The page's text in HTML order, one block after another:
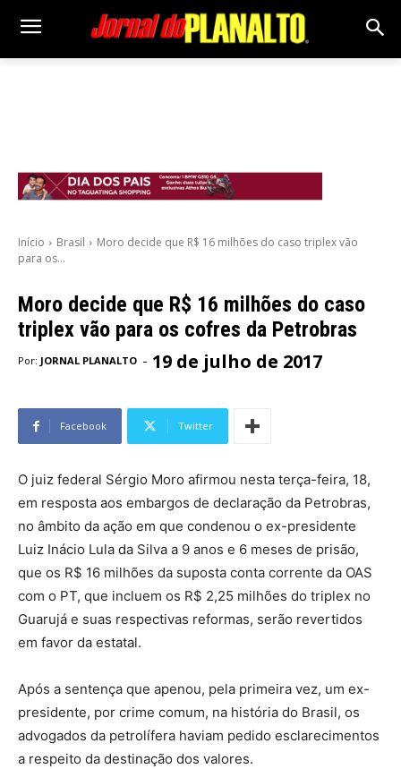
Início Brasil
Moro decide que R$ 16 milhões do caso triplex vão
para os...
Moro decide que R$ 16 milhões do caso
triplex vão para os cofres da Petrobras
Por: JORNAL PLANALTO - 19 de julho de 2017
Facebook Twitter
O juiz federal Sérgio Moro afirmou nesta terça-feira, 18,
em resposta aos embargos de declaração da Petrobras,
no âmbito da ação em que condenou o ex-presidente
Luiz Inácio Lula da Silva a 9 anos e 6 meses de prisão,
que os R$ 16 milhões da suposta conta corrente da OAS
com o PT, que incluem os R$ 2,25 milhões do triplex no
Guarujá e suas respectivas reformas, serão revertidos
em favor da estatal.
Após a sentença que apenou, pela primeira vez, um ex-
presidente, por crime comum, na história do Brasil, os
advogados da petrolífera haviam pedido esclarecimentos
a respeito da destinação dos valores.